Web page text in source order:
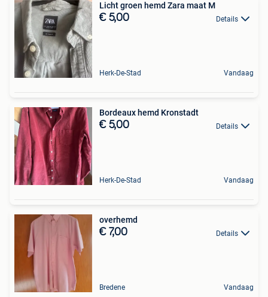
Licht groen hemd Zara maat M
€ 5,00 Details
Herk-De-Stad Vandaag
Bordeaux hemd Kronstadt
€ 5,00 Details
Herk-De-Stad Vandaag
overhemd
€ 7,00 Details
Bredene Vandaag